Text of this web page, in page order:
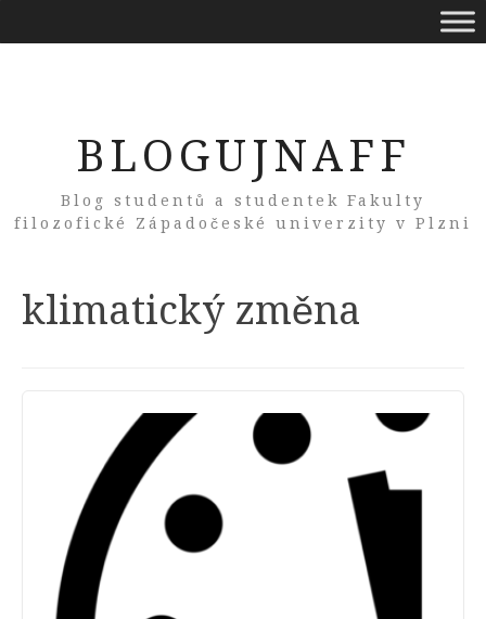
BLOGUJNAFF
Blog studentů a studentek Fakulty
filozofické Západočeské univerzity v Plzni
Tag:
klimatický změna